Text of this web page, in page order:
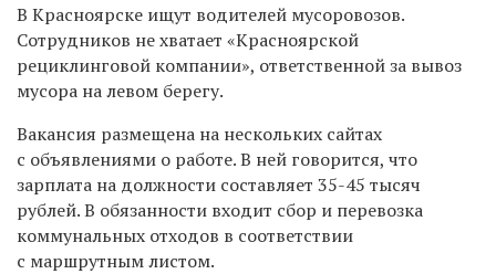
В Красноярске ищут водителей мусоровозов.
Сотрудников не хватает «Красноярской
рециклинговой компании», ответственной за вывоз
мусора на левом берегу.
Вакансия размещена на нескольких сайтах
с объявлениями о работе. В ней говорится, что
зарплата на должности составляет 35-45 тысяч
рублей. В обязанности входит сбор и перевозка
коммунальных отходов в соответствии
с маршрутным листом.